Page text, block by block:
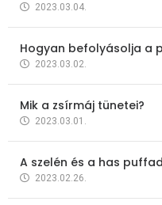
2023.03.04.
Hogyan befolyásolja a
2023.03.02.
Mik a zsírmáj tünetei?
2023.03.01.
A szelén és a has
2023.02.26.